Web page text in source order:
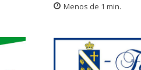
Menos de 1 min.